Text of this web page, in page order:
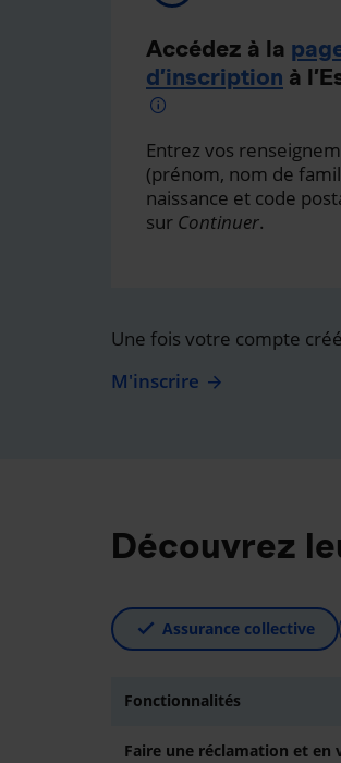
Accédez à la
d’inscription à
Entrez vos
(prénom, nom de
naissance et code
sur Continuer.
Une fois votre compte
M'inscrire
Découvrez
Assurance collective
Fonctionnalités
Faire une réclamation et en